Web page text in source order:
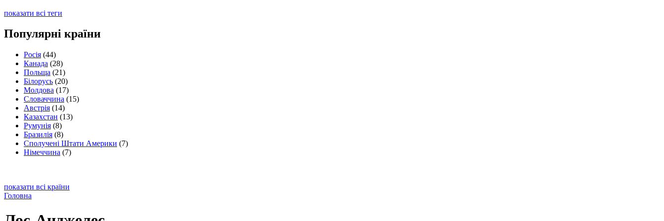
показати всі теги
Популярні країни
Росія (44)
Канада (28)
Польща (21)
Білорусь (20)
Молдова (17)
Словаччина (15)
Австрія (14)
Казахстан (13)
Румунія (8)
Бразилія (8)
Сполучені Штати Америки (7)
Німеччина (7)
показати всі країни
Головна